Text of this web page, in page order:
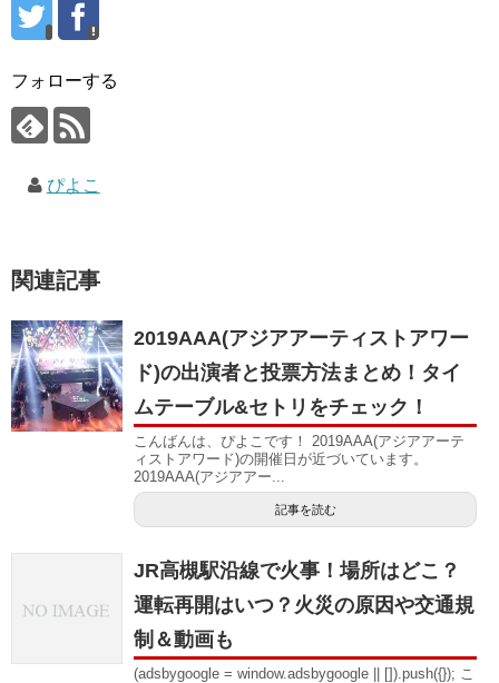
フォローする
ぴよこ
関連記事
2019AAA(アジアアーティストアワー
ド)の出演者と投票方法まとめ！タイ
ムテーブル&セトリをチェック！
こんばんは、ぴよこです！ 2019AAA(アジアアーテ
ィストアワード)の開催日が近づいています。
2019AAA(アジアアー...
記事を読む
JR高槻駅沿線で火事！場所はどこ？
運転再開はいつ？火災の原因や交通規
制＆動画も
(adsbygoogle = window.adsbygoogle || []).push({}); こ